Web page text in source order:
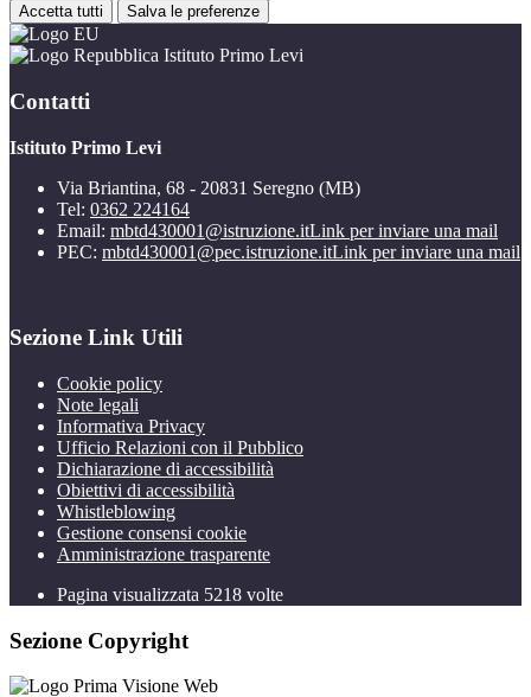
Accetta tutti Salva le preferenze
Istituto Primo Levi
Contatti
Istituto Primo Levi
Via Briantina, 68 - 20831 Seregno (MB)
Tel: 0362 224164
Email: mbtd430001@istruzione.itLink per inviare una mail
PEC: mbtd430001@pec.istruzione.itLink per inviare una mail
Sezione Link Utili
Cookie policy
Note legali
Informativa Privacy
Ufficio Relazioni con il Pubblico
Dichiarazione di accessibilità
Obiettivi di accessibilità
Whistleblowing
Gestione consensi cookie
Amministrazione trasparente
Pagina visualizzata 5218 volte
Sezione Copyright